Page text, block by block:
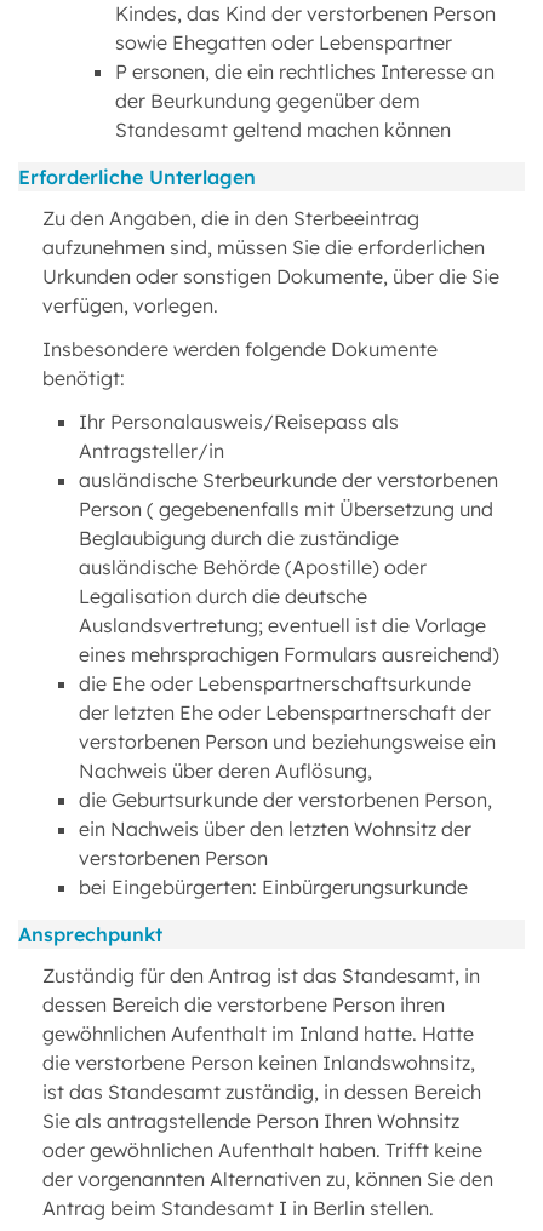
Kindes, das Kind der verstorbenen Person
sowie Ehegatten oder Lebenspartner
P ersonen, die ein rechtliches Interesse an
der Beurkundung gegenüber dem
Standesamt geltend machen können
Erforderliche Unterlagen
Zu den Angaben, die in den Sterbeeintrag
aufzunehmen sind, müssen Sie die erforderlichen
Urkunden oder sonstigen Dokumente, über die Sie
verfügen, vorlegen.
Insbesondere werden folgende Dokumente
benötigt:
Ihr Personalausweis/Reisepass als
Antragsteller/in
ausländische Sterbeurkunde der verstorbenen
Person ( gegebenenfalls mit Übersetzung und
Beglaubigung durch die zuständige
ausländische Behörde (Apostille) oder
Legalisation durch die deutsche
Auslandsvertretung; eventuell ist die Vorlage
eines mehrsprachigen Formulars ausreichend)
die Ehe oder Lebenspartnerschaftsurkunde
der letzten Ehe oder Lebenspartnerschaft der
verstorbenen Person und beziehungsweise ein
Nachweis über deren Auflösung,
die Geburtsurkunde der verstorbenen Person,
ein Nachweis über den letzten Wohnsitz der
verstorbenen Person
bei Eingebürgerten: Einbürgerungsurkunde
Ansprechpunkt
Zuständig für den Antrag ist das Standesamt, in
dessen Bereich die verstorbene Person ihren
gewöhnlichen Aufenthalt im Inland hatte. Hatte
die verstorbene Person keinen Inlandswohnsitz,
ist das Standesamt zuständig, in dessen Bereich
Sie als antragstellende Person Ihren Wohnsitz
oder gewöhnlichen Aufenthalt haben. Trifft keine
der vorgenannten Alternativen zu, können Sie den
Antrag beim Standesamt I in Berlin stellen.